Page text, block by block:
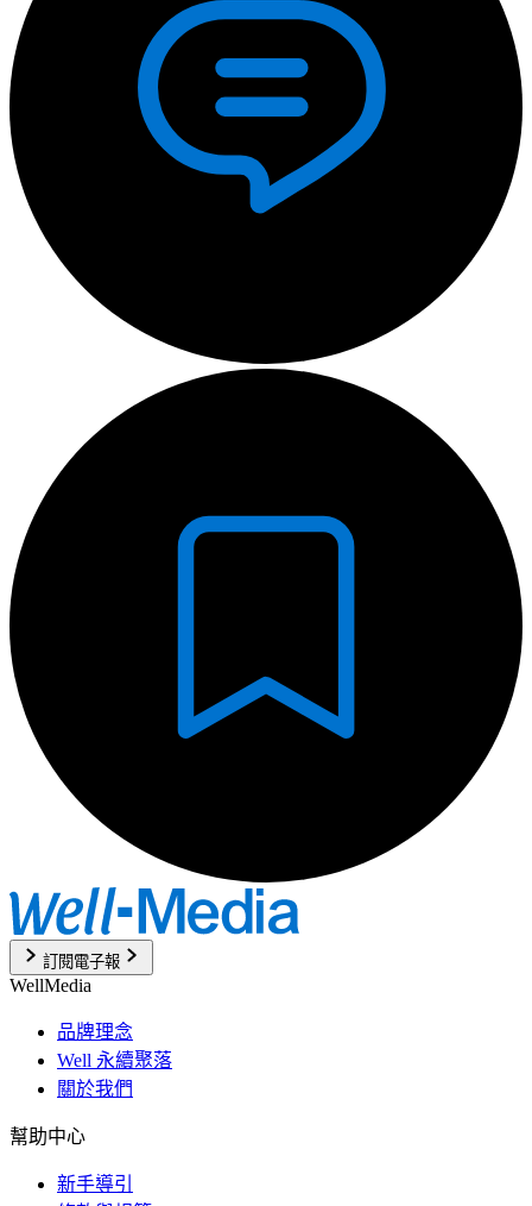
訂閱電子報
WellMedia
品牌理念
Well 永續聚落
關於我們
幫助中心
新手導引